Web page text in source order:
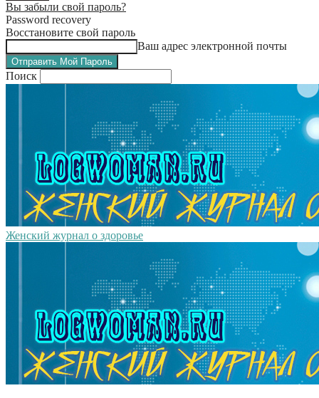
Вы забыли свой пароль?
Password recovery
Восстановите свой пароль
Ваш адрес электронной почты
Поиск
Женский журнал о здоровье